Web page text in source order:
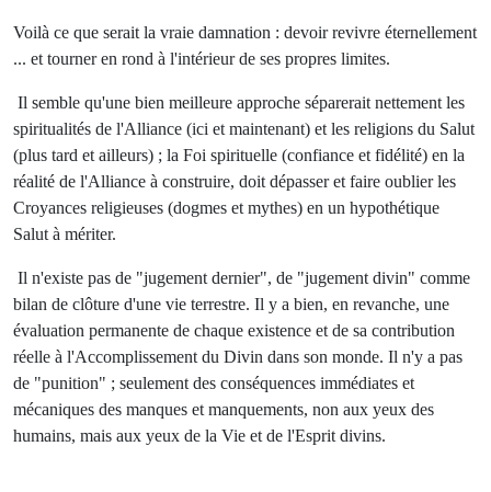
Voilà ce que serait la vraie damnation : devoir revivre éternellement
... et tourner en rond à l'intérieur de ses propres limites.
Il semble qu'une bien meilleure approche séparerait nettement les
spiritualités de l'Alliance (ici et maintenant) et les religions du Salut
(plus tard et ailleurs) ; la Foi spirituelle (confiance et fidélité) en la
réalité de l'Alliance à construire, doit dépasser et faire oublier les
Croyances religieuses (dogmes et mythes) en un hypothétique
Salut à mériter.
Il n'existe pas de "jugement dernier", de "jugement divin" comme
bilan de clôture d'une vie terrestre. Il y a bien, en revanche, une
évaluation permanente de chaque existence et de sa contribution
réelle à l'Accomplissement du Divin dans son monde. Il n'y a pas
de "punition" ; seulement des conséquences immédiates et
mécaniques des manques et manquements, non aux yeux des
humains, mais aux yeux de la Vie et de l'Esprit divins.